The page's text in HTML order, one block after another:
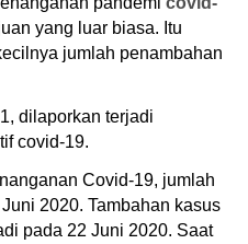
yang luar biasa. Itu
jumlah penambahan
dilaporkan terjadi
covid-19.
Covid-19, jumlah
2020. Tambahan kasus
pada 22 Juni 2020. Saat